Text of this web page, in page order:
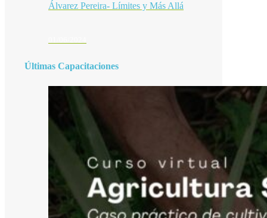
Álvarez Pereira- Límites y Más Allá
Últimas Capacitaciones